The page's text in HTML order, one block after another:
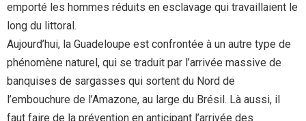
emporté les hommes réduits en esclavage qui travaillaient le
long du littoral.
Aujourd’hui, la Guadeloupe est confrontée à un autre type de
phénomène naturel, qui se traduit par l’arrivée massive de
banquises de sargasses qui sortent du Nord de
l’embouchure de l’Amazone, au large du Brésil. Là aussi, il
faut faire de la prévention en anticipant l’arrivée des